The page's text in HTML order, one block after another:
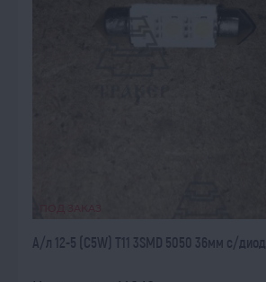
ПОД ЗАКАЗ
А/л 12-5 (C5W) T11 3SMD 5050 36мм с/диод